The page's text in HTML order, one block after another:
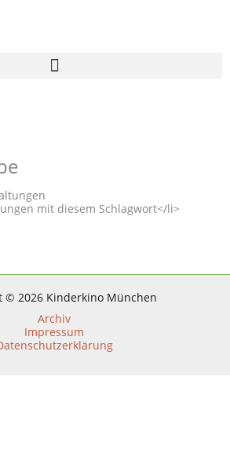
mit diesem Schlagwort</li>
© 2026 Kinderkino München
Archiv
Impressum